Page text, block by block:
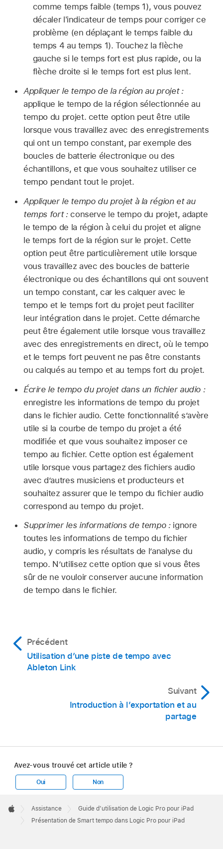
comme temps faible (temps 1), vous pouvez
décaler l'indicateur de temps pour corriger ce
problème (en déplaçant le temps faible du
temps 4 au temps 1). Touchez la flèche
gauche si le temps fort est plus rapide, ou la
flèche droite si le temps fort est plus lent.
Appliquer le tempo de la région au projet :
applique le tempo de la région sélectionnée au
tempo du projet. cette option peut être utile
lorsque vous travaillez avec des enregistrements
qui ont un tempo constant, par exemple des
boucles de batterie électronique ou des
échantillons, et que vous souhaitez utiliser ce
tempo pendant tout le projet.
Appliquer le tempo du projet à la région et au
temps fort :conserve le tempo du projet, adapte
le tempo de la région à celui du projet et aligne
le temps fort de la région sur le projet. Cette
option peut être particulièrement utile lorsque
vous travaillez avec des boucles de batterie
électronique ou des échantillons qui ont souvent
un tempo constant, car les calquer avec le
tempo et le temps fort du projet peut faciliter
leur intégration dans le projet. Cette démarche
peut être également utile lorsque vous travaillez
avec des enregistrements en direct, où le tempo
et le temps fort peuvent ne pas être constants
ou calqués au tempo et au temps fort du projet.
Écrire le tempo du projet dans un fichier audio :
enregistre les informations de tempo du projet
dans le fichier audio. Cette fonctionnalité s’avère
utile si la courbe de tempo du projet a été
modifiée et que vous souhaitez imposer ce
tempo au fichier. Cette option est également
utile lorsque vous partagez des fichiers audio
avec d’autres musiciens et producteurs et
souhaitez assurer que le tempo du fichier audio
correspond au tempo du projet.
Supprimer les informations de tempo :ignore
toutes les informations de tempo du fichier
audio, y compris les résultats de l’analyse du
tempo. N’utilisez cette option que si vous êtes
sûr de ne vouloir conserver aucune information
de tempo dans le fichier.
Précédent
Utilisation d’une piste de tempo avec
Ableton Link
Suivant
Introduction à l’exportation et au
partage
Avez-vous trouvé cet article utile ?
Oui Non
Footer

Apple
Assistance
Guide d’utilisation de Logic Pro pour iPad
Présentation de Smart tempo dans Logic Pro pour iPad